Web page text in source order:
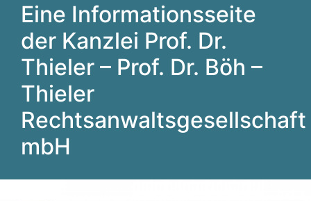
Eine Informationsseite
der Kanzlei Prof. Dr.
Thieler – Prof. Dr. Böh –
Thieler
Rechtsanwaltsgesellschaft
mbH